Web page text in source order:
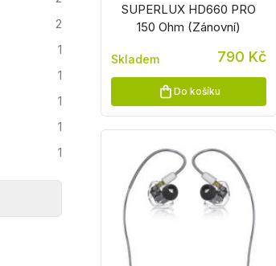
2
1
1
1
1
1
SUPERLUX HD660 PRO
150 Ohm (Zánovní)
Skladem 790 Kč
Do košíku